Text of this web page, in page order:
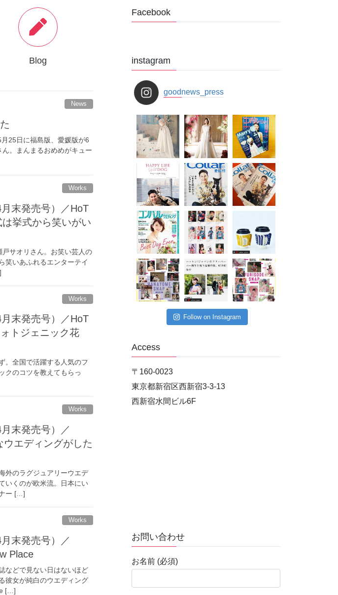
Blog
News
25日に福島版、愛媛版が6
。まんまるおめめがキュー
Works
末発売号）／HoT
挙式から笑いがい
サオリさん。お笑い芸人の
笑いあふれるエンターテイ
Works
末発売号）／HoT
トジェニック花
。全国で活躍する人気のフ
クのコツを教えてもらっ
Works
末発売号）／
エディングがした
外のラグジュアリーウエデ
いくのが欧米流。日本にい
ー […]
Works
末発売号）／
Place
などで見ない日はないほど
彼女が純白のウエディング
[…]
Facebook
instagram
goodnews_press
Follow on Instagram
Access
〒160-0023
東京都新宿区西新宿3-3-13
西新宿水間ビル6F
お問い合わせ
お名前 (必須)